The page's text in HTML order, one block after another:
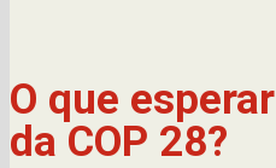
O que esperar
da COP 28?